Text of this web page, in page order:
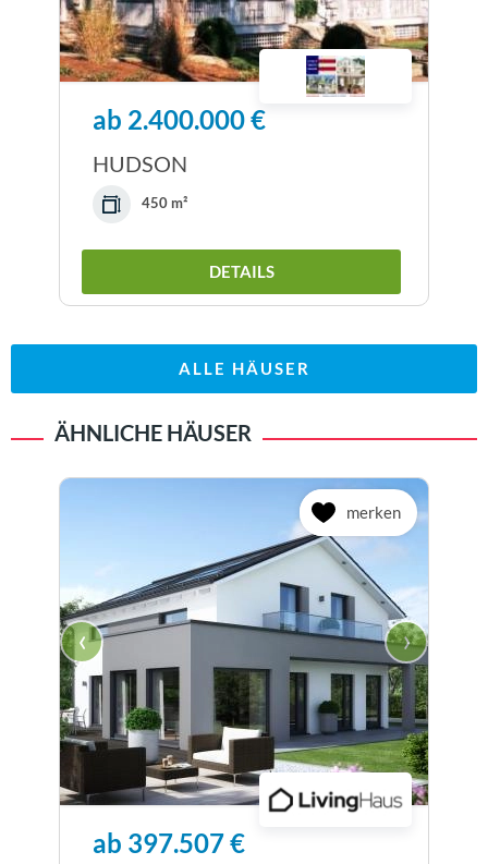
ab 2.400.000 €
HUDSON
450 m²
DETAILS
ALLE HÄUSER
ÄHNLICHE HÄUSER
merken
‹ ›
ab 397.507 €